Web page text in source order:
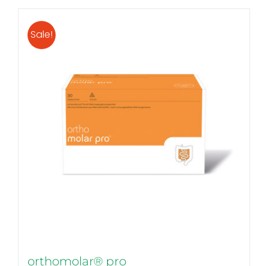
Sale!
orthomolar® pro